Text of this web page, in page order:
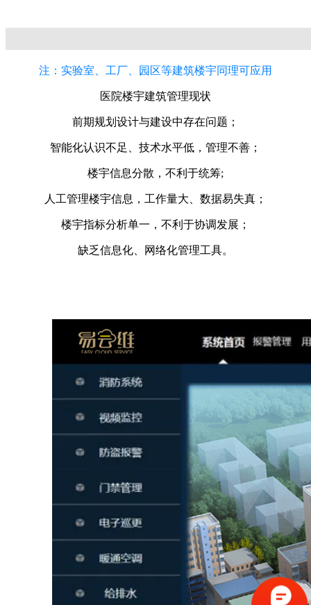
注：实验室、工厂、园区等建筑楼宇同理可应用
医院楼宇建筑管理现状
前期规划设计与建设中存在问题；
智能化认识不足、技术水平低，管理不善；
楼宇信息分散，不利于统筹;
人工管理楼宇信息，工作量大、数据易失真；
楼宇指标分析单一，不利于协调发展；
缺乏信息化、网络化管理工具。